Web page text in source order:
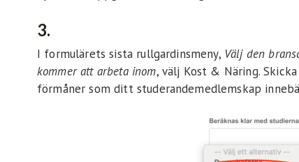
3.
I formulärets sista rullgardinsmeny, Välj den
kommer att arbeta inom, välj Kost & Näring.
förmåner som ditt studerandemedlemskap